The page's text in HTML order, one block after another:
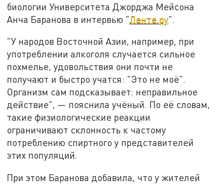
биологии Университета Джорджа Мейсона
Анча Баранова в интервью "Ленте.ру".
"У народов Восточной Азии, например, при
употреблении алкоголя случается сильное
похмелье, удовольствия они почти не
получают и быстро учатся: "Это не моё".
Организм сам подсказывает: неправильное
действие", — пояснила учёный. По её словам,
такие физиологические реакции
ограничивают склонность к частому
потреблению спиртного у представителей
этих популяций.
При этом Баранова добавила, что у жителей